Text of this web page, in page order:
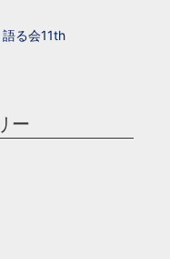
る会11th
ー